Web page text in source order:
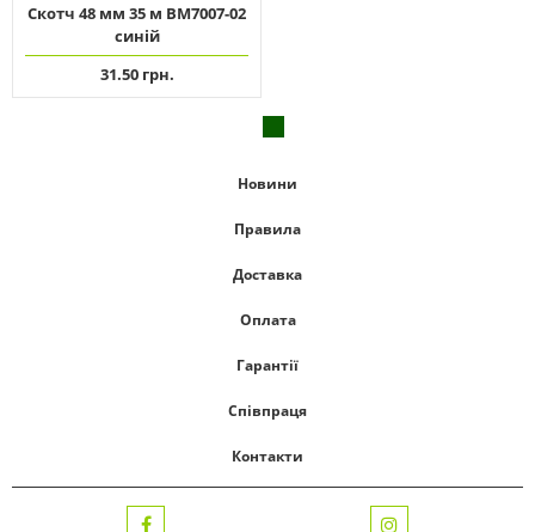
Скотч 48 мм 35 м ВМ7007-02
синій
31.50 грн.
Новини
Правила
Доставка
Оплата
Гарантії
Співпраця
Контакти